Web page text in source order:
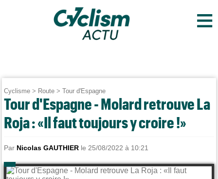
≡
Cyclisme > Route >Tour d'Espagne
Tour d'Espagne - Molard retrouve La
Roja : «Il faut toujours y croire !»
Par Nicolas GAUTHIER le 25/08/2022 à 10:21